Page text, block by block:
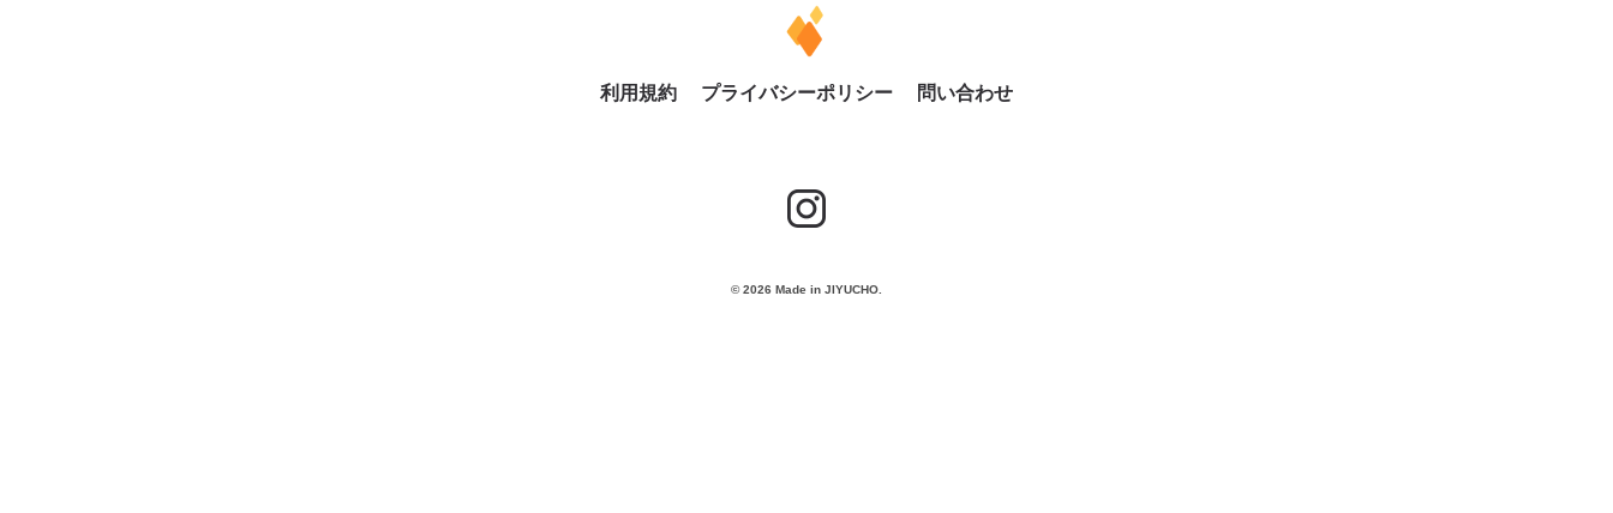
利用規約 プライバシーポリシー 問い合わせ
© 2026 Made in JIYUCHO.